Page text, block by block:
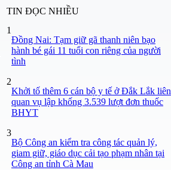
TIN ĐỌC NHIỀU
1
Đồng Nai: Tạm giữ gã thanh niên bạo
hành bé gái 11 tuổi con riêng của người
tình
2
Khởi tố thêm 6 cán bộ y tế ở Đắk Lắk liên
quan vụ lập khống 3.539 lượt đơn thuốc
BHYT
3
Bộ Công an kiểm tra công tác quản lý,
giam giữ, giáo dục cải tạo phạm nhân tại
Công an tỉnh Cà Mau